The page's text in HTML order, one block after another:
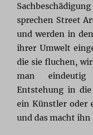
sprechen Street
und werden in
ihrer Umwelt
die sie fluchen,
man
Entstehung in
ein Künstler oder
und das macht ihn